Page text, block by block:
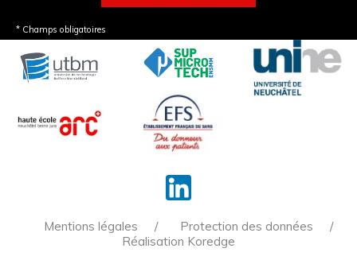
* Champs obligatoires
Mentions légales
Protection des données
Réalisation Koredge